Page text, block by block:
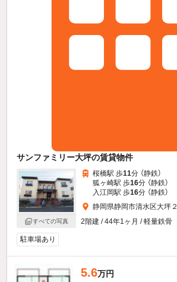
サンファミリー大坪の賃貸物件
すべての写真
桜橋駅 歩11分 （静鉄）
狐ヶ崎駅 歩16分 （静鉄）
入江岡駅 歩16分 （静鉄）
静岡県静岡市清水区大坪２
2階建 / 44年1ヶ月 / 軽量鉄骨
駐車場あり
5.6万円